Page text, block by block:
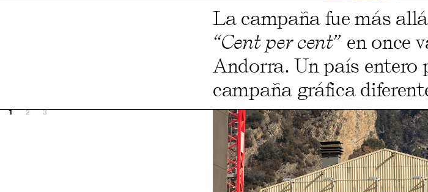
La campaña fue más
“Cent per cent” en once
Andorra. Un país
campaña gráfica